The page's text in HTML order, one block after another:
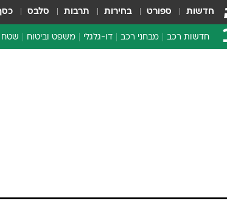
חדשות ספורט בחירות תרבות סלבס
חדשות רכב מבחני רכב דו-גלגלי משפט וביטוח שטח